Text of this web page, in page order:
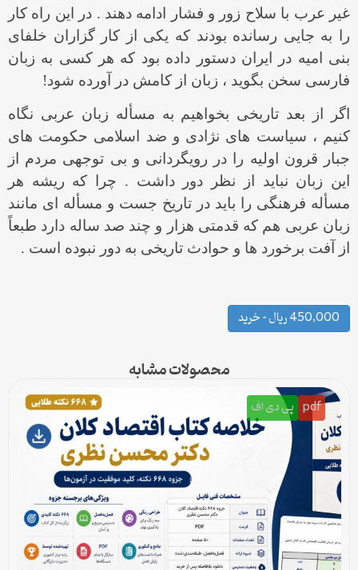
غیر عرب با سلاح زور و فشار ادامه دهند . در این راه کار
را به جایی رسانده بودند که یکی از کار گزاران خلفای
بنی امیه در ایران دستور داده بود که هر کسی به زبان
فارسی سخن بگوید ، زبان از کامش در آورده شود!
اگر از بعد تاریخی بخواهیم به مسأله زبان عربی نگاه
کنیم ، سیاست های نژادی و ضد اسلامی حکومت های
جبار قرون اولیه را در رویگردانی و بی توجهی مردم از
این زبان نباید از نظر دور داشت . چرا که ریشه هر
مسأله فرهنگی را باید در تاریخ جست و مسأله ای مانند
زبان عربی هم که قدمتی هزار و چند صد ساله دارد طبعاً
از آفت برخورد ها و حوادث تاریخی به دور نبوده است .
450,000 ریال – خرید
محصولات مشابه
pdf پی دی اف